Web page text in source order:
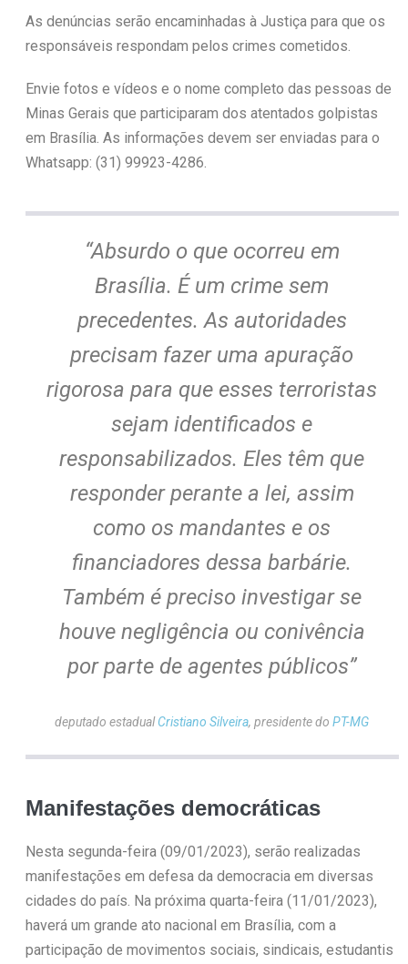
As denúncias serão encaminhadas à Justiça para que os
responsáveis respondam pelos crimes cometidos.
Envie fotos e vídeos e o nome completo das pessoas de
Minas Gerais que participaram dos atentados golpistas
em Brasília. As informações devem ser enviadas para o
Whatsapp: (31) 99923-4286.
“Absurdo o que ocorreu em
Brasília. É um crime sem
precedentes. As autoridades
precisam fazer uma apuração
rigorosa para que esses terroristas
sejam identificados e
responsabilizados. Eles têm que
responder perante a lei, assim
como os mandantes e os
financiadores dessa barbárie.
Também é preciso investigar se
houve negligência ou conivência
por parte de agentes públicos”
deputado estadualCristiano Silveira,presidente doPT-MG
Manifestações democráticas
Nesta segunda-feira (09/01/2023), serão realizadas
manifestações em defesa da democracia em diversas
cidades do país. Na próxima quarta-feira (11/01/2023),
haverá um grande ato nacional em Brasília, com a
participação de movimentos sociais, sindicais, estudantis